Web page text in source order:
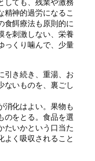
しても、残業や激務
精神的過労になるこ
食餌療法も原則的に
を刺激しない、栄養
っくり噛んで、少量
引き続き、重湯、お
ないものを、裏ごし
消化はよい。果物も
のをとる。食品を選
たいかという口当た
よく吸収されること